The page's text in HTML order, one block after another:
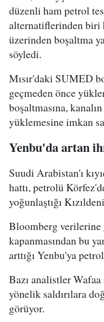
düzenli ham petrol
alternatiflerinden biri
üzerinden boşaltma
söyledi.
Mısır'daki SUMED
geçmeden önce
boşaltmasına,
yüklemesine imkan
Yenbu'da artan
Suudi Arabistan'ı
hattı, petrolü
yoğunlaştığı
Bloomberg verilerine
kapanmasından bu
arttığı Yenbu'ya
Bazı analistler Wafaa
yönelik saldırılara
görüyor.